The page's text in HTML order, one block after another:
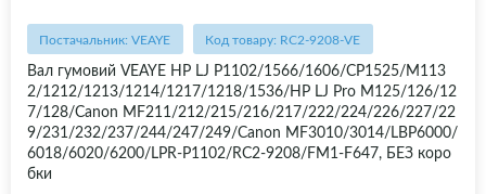
Постачальник: VEAYE Код товару: RC2-9208-VE
Вал гумовий VEAYE HP LJ P1102/1566/1606/CP1525/M113
2/1212/1213/1214/1217/1218/1536/HP LJ Pro M125/126/12
7/128/Canon MF211/212/215/216/217/222/224/226/227/22
9/231/232/237/244/247/249/Canon MF3010/3014/LBP6000/
6018/6020/6200/LPR-P1102/RC2-9208/FM1-F647, БЕЗ коро
бки